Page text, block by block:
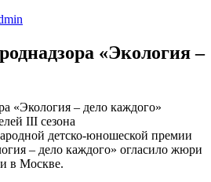
«Экология –
«Экология – дело каждого»
III сезона
детско-юношеской премии
– дело каждого» огласило жюри
в Москве.